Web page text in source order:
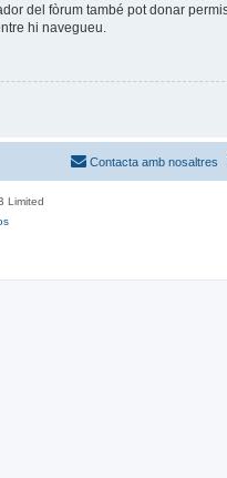
del fòrum també pot donar
hi navegueu.
Contacta amb nosaltres
Limited